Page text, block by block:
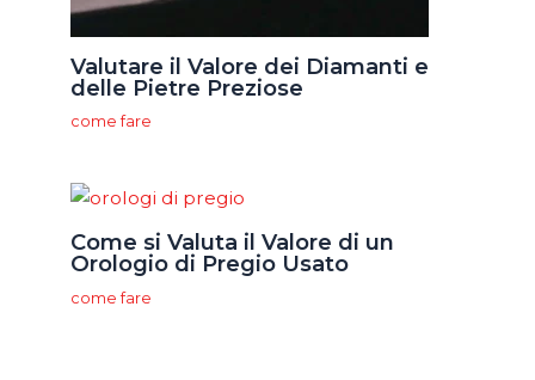
Valutare il Valore dei Diamanti e
delle Pietre Preziose
come fare
Come si Valuta il Valore di un
Orologio di Pregio Usato
come fare